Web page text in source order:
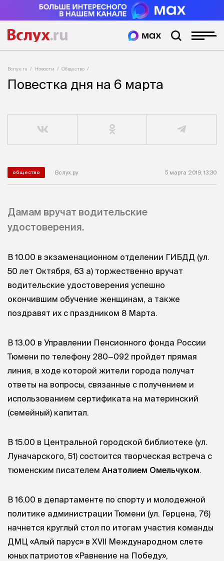
Вслух.ru Новости Общество
Повестка дня на 6 марта
общество Вслух.ру 5 марта 2019, 13:30
Дамам вручат водительские
удостоверения.
В 10.00 в экзаменационном отделении ГИБДД (ул.
50 лет Октября, 63 а) торжественно вручат
водительские удостоверения успешно
окончившим обучение женщинам, а также
поздравят их с праздником 8 Марта.
В 13.00 в Управлении Пенсионного фонда России
Тюмени по телефону 280−092 пройдет прямая
линия, в ходе которой жители города получат
ответы на вопросы, связанные с получением и
использованием сертификата на материнский
(семейный) капитал.
В 15.00 в Центральной городской библиотеке (ул.
Луначарского, 51) состоится творческая встреча с
тюменским писателем Анатолием Омельчуком.
В 16.00 в департаменте по спорту и молодежной
политике администрации Тюмени (ул. Герцена, 76)
начнется круглый стол по итогам участия команды
ДМЦ «Алый парус» в XVII Международном слете
юных патриотов «Равнение на Победу»,